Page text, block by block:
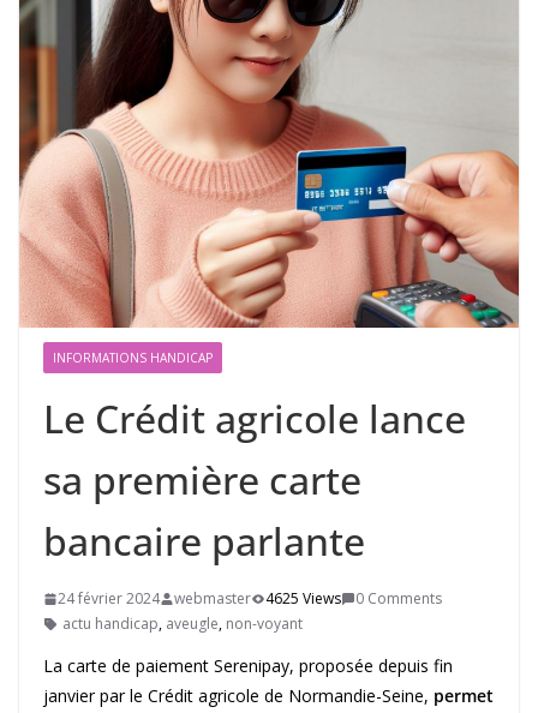
INFORMATIONS HANDICAP
Le Crédit agricole lance
sa première carte
bancaire parlante
24 février 2024 webmaster 4625 Views
0 Comments
actu handicap, aveugle, non-voyant
La carte de paiement Serenipay, proposée depuis fin
janvier par le Crédit agricole de Normandie-Seine, permet